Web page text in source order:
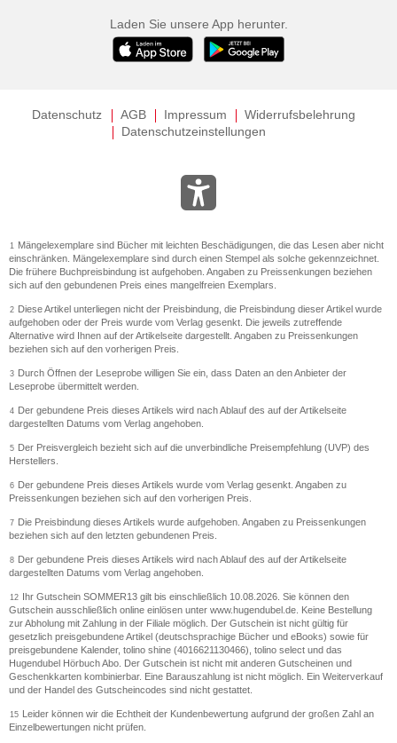
Laden Sie unsere App herunter.
Datenschutz AGB Impressum
Widerrufsbelehrung
Datenschutzeinstellungen
1
Mängelexemplare sind Bücher mit leichten Beschädigungen, die das Lesen aber nicht
einschränken. Mängelexemplare sind durch einen Stempel als solche gekennzeichnet.
Die frühere Buchpreisbindung ist aufgehoben. Angaben zu Preissenkungen beziehen
sich auf den gebundenen Preis eines mangelfreien Exemplars.
2 Diese Artikel unterliegen nicht der Preisbindung, die Preisbindung dieser Artikel wurde
aufgehoben oder der Preis wurde vom Verlag gesenkt. Die jeweils zutreffende
Alternative wird Ihnen auf der Artikelseite dargestellt. Angaben zu Preissenkungen
beziehen sich auf den vorherigen Preis.
3 Durch Öffnen der Leseprobe willigen Sie ein, dass Daten an den Anbieter der
Leseprobe übermittelt werden.
4 Der gebundene Preis dieses Artikels wird nach Ablauf des auf der Artikelseite
dargestellten Datums vom Verlag angehoben.
5 Der Preisvergleich bezieht sich auf die unverbindliche Preisempfehlung (UVP) des
Herstellers.
6 Der gebundene Preis dieses Artikels wurde vom Verlag gesenkt. Angaben zu
Preissenkungen beziehen sich auf den vorherigen Preis.
7 Die Preisbindung dieses Artikels wurde aufgehoben. Angaben zu Preissenkungen
beziehen sich auf den letzten gebundenen Preis.
8 Der gebundene Preis dieses Artikels wird nach Ablauf des auf der Artikelseite
dargestellten Datums vom Verlag angehoben.
12 Ihr Gutschein SOMMER13 gilt bis einschließlich 10.08.2026. Sie können den
Gutschein ausschließlich online einlösen unter www.hugendubel.de. Keine Bestellung
zur Abholung mit Zahlung in der Filiale möglich. Der Gutschein ist nicht gültig für
gesetzlich preisgebundene Artikel (deutschsprachige Bücher und eBooks) sowie für
preisgebundene Kalender, tolino shine (4016621130466), tolino select und das
Hugendubel Hörbuch Abo. Der Gutschein ist nicht mit anderen Gutscheinen und
Geschenkkarten kombinierbar. Eine Barauszahlung ist nicht möglich. Ein Weiterverkauf
und der Handel des Gutscheincodes sind nicht gestattet.
15 Leider können wir die Echtheit der Kundenbewertung aufgrund der großen Zahl an
Einzelbewertungen nicht prüfen.